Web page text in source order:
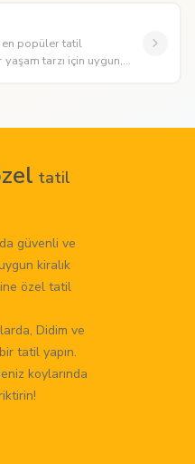
en popüler tatil
tarzı için uygun,
tatil
güvenli ve
kiralık
özel tatil
Didim ve
tatil yapın.
koylarında